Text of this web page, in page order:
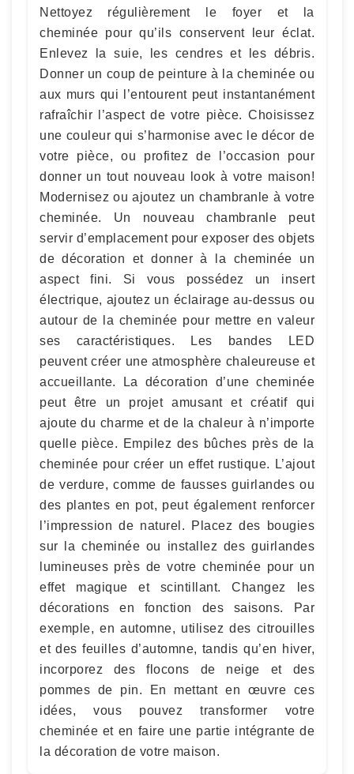
Nettoyez régulièrement le foyer et la
cheminée pour qu’ils conservent leur éclat.
Enlevez la suie, les cendres et les débris.
Donner un coup de peinture à la cheminée ou
aux murs qui l’entourent peut instantanément
rafraîchir l’aspect de votre pièce. Choisissez
une couleur qui s’harmonise avec le décor de
votre pièce, ou profitez de l’occasion pour
donner un tout nouveau look à votre maison!
Modernisez ou ajoutez un chambranle à votre
cheminée. Un nouveau chambranle peut
servir d’emplacement pour exposer des objets
de décoration et donner à la cheminée un
aspect fini. Si vous possédez un insert
électrique, ajoutez un éclairage au-dessus ou
autour de la cheminée pour mettre en valeur
ses caractéristiques. Les bandes LED
peuvent créer une atmosphère chaleureuse et
accueillante. La décoration d’une cheminée
peut être un projet amusant et créatif qui
ajoute du charme et de la chaleur à n’importe
quelle pièce. Empilez des bûches près de la
cheminée pour créer un effet rustique. L’ajout
de verdure, comme de fausses guirlandes ou
des plantes en pot, peut également renforcer
l’impression de naturel. Placez des bougies
sur la cheminée ou installez des guirlandes
lumineuses près de votre cheminée pour un
effet magique et scintillant. Changez les
décorations en fonction des saisons. Par
exemple, en automne, utilisez des citrouilles
et des feuilles d’automne, tandis qu’en hiver,
incorporez des flocons de neige et des
pommes de pin. En mettant en œuvre ces
idées, vous pouvez transformer votre
cheminée et en faire une partie intégrante de
la décoration de votre maison.